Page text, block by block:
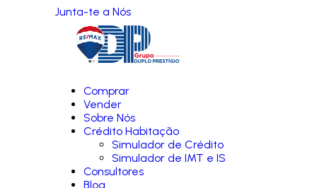
Junta-te a Nós
Comprar
Vender
Sobre Nós
Crédito Habitação
Simulador de Crédito
Simulador de IMT e IS
Consultores
Blog